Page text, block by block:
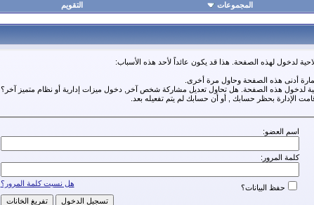
المجموعات التقويم
لدخول لهذه الصفحة. هذا قد يكون عائداً لأحد هذه الأسباب:
أدنى هذه الصفحة وحاول مرة أخرى.
لدخول هذه الصفحة. هل تحاول تعديل مشاركة شخص آخر, دخول ميزات إدارية أو نظام متميز آخر؟
الإدارة بحظر حسابك , أو أن حسابك لم يتم تفعيله بعد.
اسم العضو:
كلمة المرور:
هل نسيت كلمة المرور؟ حفظ البيانات؟